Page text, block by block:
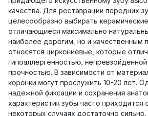
качества. Для реставрации передних
целесообразно выбирать
отличающиеся максимально
наиболее дорогим, но и качественным
относятся циркониевые, которые
гипоаллергенностью, непревзойденной
прочностью. В зависимости от
коронки могут прослужить 10-20 лет.
надежной фиксации и сохранения
характеристик зубы часто приходится
некоторых случаях достаточно сильно.